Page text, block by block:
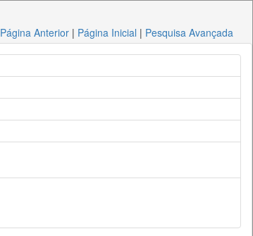
Página Anterior | Página Inicial | Pesquisa Avançada